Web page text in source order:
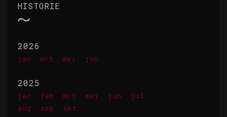
HISTORIE
2026
jan mrt mei jun
2025
jan feb mrt mei jun
jul
aug
sep okt